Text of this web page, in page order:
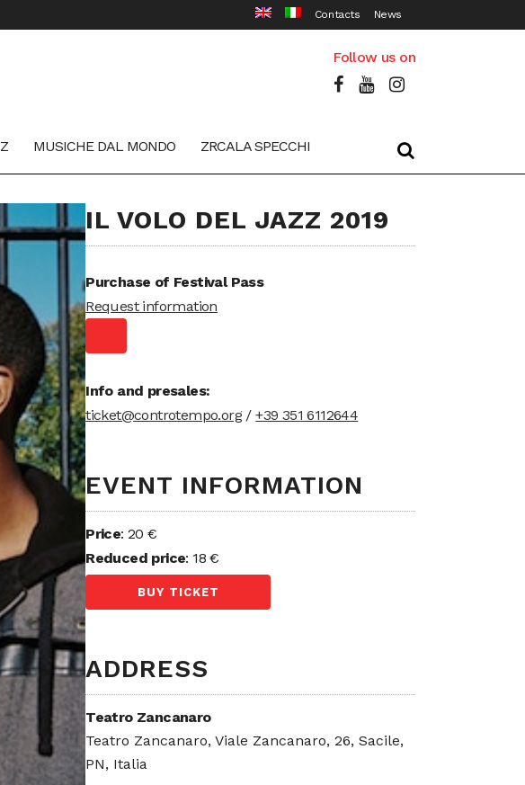
Contacts News
Follow us on
MUSICHE DAL MONDO ZRCALA SPECCHI
IL VOLO DEL JAZZ 2019
Purchase of Festival Pass
Request information
Info and presales:
ticket@controtempo.org/+39 351 6112644
EVENT INFORMATION
Price: 20 €
Reduced price: 18 €
BUY TICKET
ADDRESS
Teatro Zancanaro
Teatro Zancanaro, Viale Zancanaro, 26, Sacile,
PN, Italia